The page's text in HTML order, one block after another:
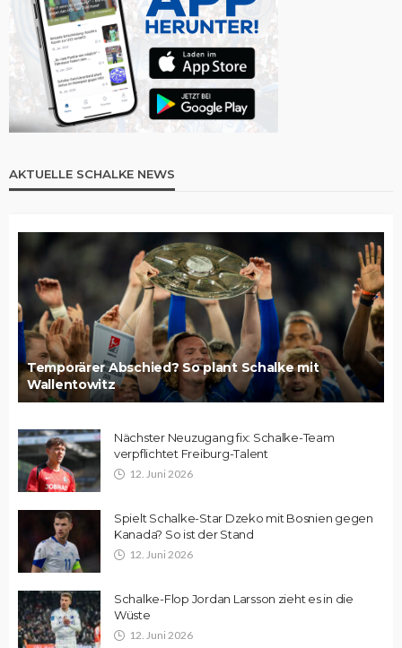
AKTUELLE SCHALKE NEWS
Temporärer Abschied? So plant Schalke mit
Wallentowitz
Nächster Neuzugang fix: Schalke-Team
verpflichtet Freiburg-Talent
12. Juni 2026
Spielt Schalke-Star Dzeko mit Bosnien gegen
Kanada? So ist der Stand
12. Juni 2026
Schalke-Flop Jordan Larsson zieht es in die
Wüste
12. Juni 2026